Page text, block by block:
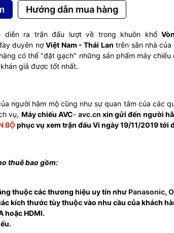
Hướng dẫn mua hàng
ra trận đấu lượt về trong khuôn khổ
duyên nợViệt Nam - Thái Lan trên sân nhà
có thể "đặt gạch" những sản phẩm máy chiếu
giả được tốt nhất.
người hâm mộ cũng như sự quan tâm của các
vụ, Máy chiếu AVC- avc.cn xin gửi đến người
BỘphục vụ xem trận đấu Vi ngày 19/11/2019 tới
thuêbao gồm:
thuộc các thương hiệu uy tín nhưPanasonic,
kích thước tùy thuộc vào nhu cầu của khách
hoặc HDMI.